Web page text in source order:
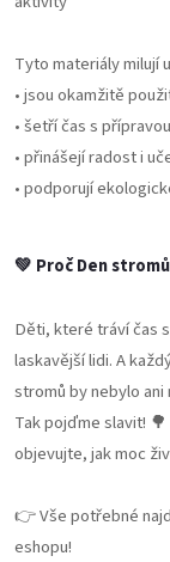
Tyto materiály milují
• jsou okamžitě
• šetří čas s
• přinášejí radost i
• podporují
💚 Proč Den
Děti, které tráví čas
laskavější lidi. A
stromů by nebylo ani
Tak pojďme slavit!
objevujte, jak moc
👉 Vše potřebné
eshopu!